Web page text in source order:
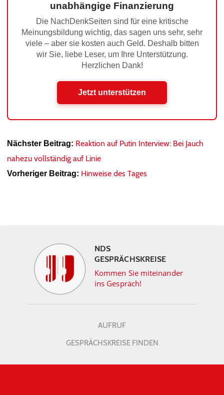
unabhängige Finanzierung
Die NachDenkSeiten sind für eine kritische
Meinungsbildung wichtig, das sagen uns sehr, sehr
viele – aber sie kosten auch Geld. Deshalb bitten
wir Sie, liebe Leser, um Ihre Unterstützung.
Herzlichen Dank!
Jetzt unterstützen
Nächster Beitrag: Reaktion auf Putin Interview: Bei Jauch
nahezu vollständig auf Linie
Vorheriger Beitrag: Hinweise des Tages
NDS
GESPRÄCHSKREISE
Kommen Sie miteinander
ins Gespräch!
AUFRUF
GESPRÄCHSKREISE FINDEN